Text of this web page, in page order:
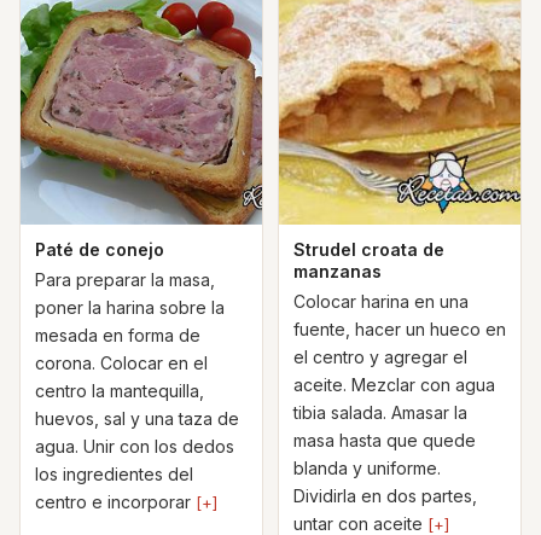
Paté de conejo
Para preparar la masa,
poner la harina sobre la
mesada en forma de
corona. Colocar en el
centro la mantequilla,
huevos, sal y una taza de
agua. Unir con los dedos
los ingredientes del
centro e incorporar [+]
Strudel croata de
manzanas
Colocar harina en una
fuente, hacer un hueco en
el centro y agregar el
aceite. Mezclar con agua
tibia salada. Amasar la
masa hasta que quede
blanda y uniforme.
Dividirla en dos partes,
untar con aceite [+]